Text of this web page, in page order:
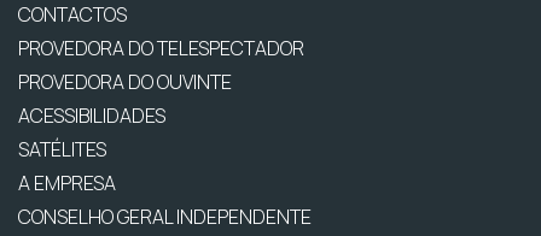
CONTACTOS
PROVEDORA DO TELESPECTADOR
PROVEDORA DO OUVINTE
ACESSIBILIDADES
SATÉLITES
A EMPRESA
CONSELHO GERAL INDEPENDENTE